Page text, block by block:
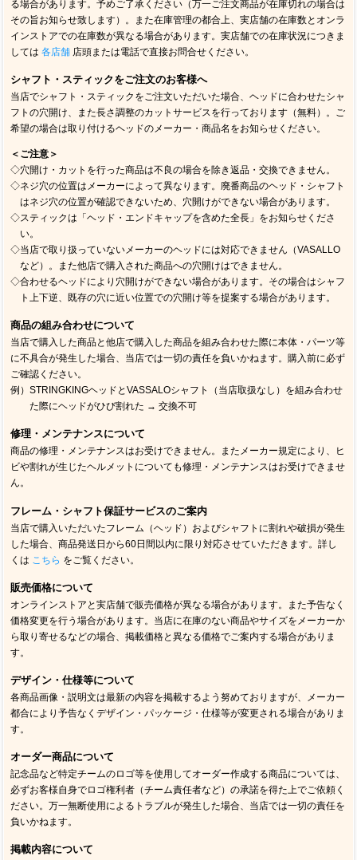
る場合があります。予めご了承ください（万一ご注文商品が在庫切れの場合は
その旨お知らせ致します）。また在庫管理の都合上、実店舗の在庫数とオンラ
インストアでの在庫数が異なる場合があります。実店舗での在庫状況につきま
しては各店舗 店頭または電話で直接お問合せください。
シャフト・スティックをご注文のお客様へ
当店でシャフト・スティックをご注文いただいた場合、ヘッドに合わせたシャ
フトの穴開け、また長さ調整のカットサービスを行っております（無料）。ご
希望の場合は取り付けるヘッドのメーカー・商品名をお知らせください。
＜ご注意＞
◇穴開け・カットを行った商品は不良の場合を除き返品・交換できません。
◇ネジ穴の位置はメーカーによって異なります。廃番商品のヘッド・シャフト
はネジ穴の位置が確認できないため、穴開けができない場合があります。
◇スティックは「ヘッド・エンドキャップを含めた全長」をお知らせくださ
い。
◇当店で取り扱っていないメーカーのヘッドには対応できません（VASALLO
など）。また他店で購入された商品への穴開けはできません。
◇合わせるヘッドにより穴開けができない場合があります。その場合はシャフ
ト上下逆、既存の穴に近い位置での穴開け等を提案する場合があります。
商品の組み合わせについて
当店で購入した商品と他店で購入した商品を組み合わせた際に本体・パーツ等
に不具合が発生した場合、当店では一切の責任を負いかねます。購入前に必ず
ご確認ください。
例）STRINGKINGヘッドとVASSALOシャフト（当店取扱なし）を組み合わせ
た際にヘッドがひび割れた → 交換不可
修理・メンテナンスについて
商品の修理・メンテナンスはお受けできません。またメーカー規定により、ヒ
ビや割れが生じたヘルメットについても修理・メンテナンスはお受けできませ
ん。
フレーム・シャフト保証サービスのご案内
当店で購入いただいたフレーム（ヘッド）およびシャフトに割れや破損が発生
した場合、商品発送日から60日間以内に限り対応させていただきます。詳し
くは こちら をご覧ください。
販売価格について
オンラインストアと実店舗で販売価格が異なる場合があります。また予告なく
価格変更を行う場合があります。当店に在庫のない商品やサイズをメーカーか
ら取り寄せるなどの場合、掲載価格と異なる価格でご案内する場合がありま
す。
デザイン・仕様等について
各商品画像・説明文は最新の内容を掲載するよう努めておりますが、メーカー
都合により予告なくデザイン・パッケージ・仕様等が変更される場合がありま
す。
オーダー商品について
記念品など特定チームのロゴ等を使用してオーダー作成する商品については、
必ずお客様自身でロゴ権利者（チーム責任者など）の承諾を得た上でご依頼く
ださい。万一無断使用によるトラブルが発生した場合、当店では一切の責任を
負いかねます。
掲載内容について